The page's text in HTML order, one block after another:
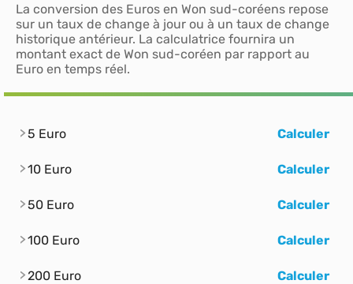
La conversion des Euros en Won sud-coréens repose
sur un taux de change à jour ou à un taux de change
historique antérieur. La calculatrice fournira un
montant exact de Won sud-coréen par rapport au
Euro en temps réel.
5 Euro Calculer
10 Euro Calculer
50 Euro Calculer
100 Euro Calculer
200 Euro Calculer